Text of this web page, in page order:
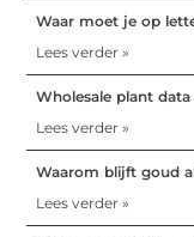
Waar moet je op
Lees verder »
Wholesale plant
Lees verder »
Waarom blijft goud
Lees verder »